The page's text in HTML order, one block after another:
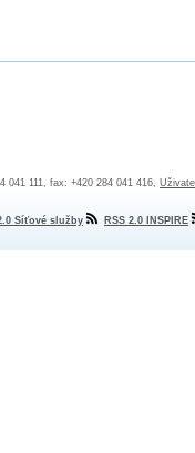
041 111, fax: +420 284 041 416,
Síťové služby RSS 2.0 INSPIRE